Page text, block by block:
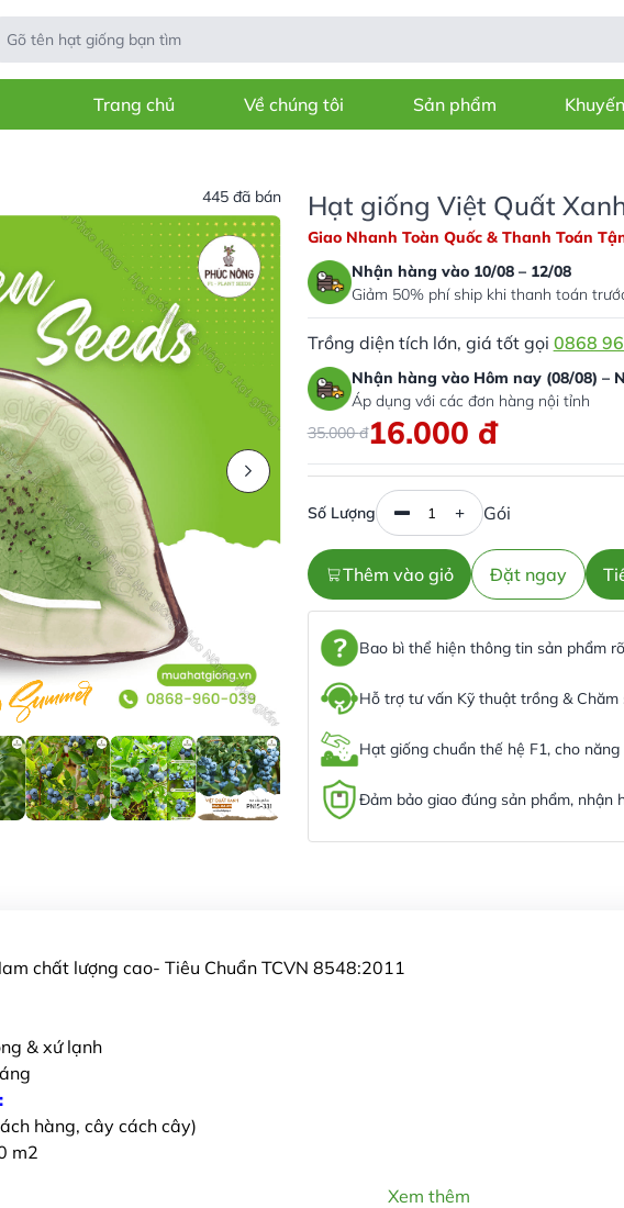
Trang chủ Về chúng tôi Sản phẩm
445 đã bán Hạt giống Việt Quất
Giao Nhanh Toàn Quốc & Thanh Toán
Nhận hàng vào 10/08 – 12/08
Giảm 50% phí ship khi thanh toán
Trồng diện tích lớn, giá tốt gọi 0868
Nhận hàng vào Hôm nay (08/08) –
Áp dụng với các đơn hàng nội tỉnh
35.000đ16.000 đ
Số Lượng Gói
Thêm vào giỏ Đặt ngay
Bao bì thể hiện thông tin sản phẩm
Hỗ trợ tư vấn Kỹ thuật trồng &
Hạt giống chuẩn thế hệ F1, cho
Đảm bảo giao đúng sản phẩm, nhận
chất lượng cao- Tiêu Chuẩn TCVN 8548:2011
& xứ lạnh
hàng, cây cách cây)
m2
Xem thêm